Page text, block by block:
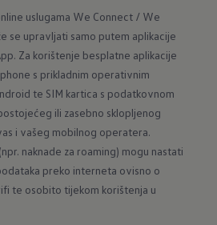
uslugama We Connect / We
se upravljati samo putem aplikacije
Za korištenje besplatne aplikacije
s prikladnim operativnim
te SIM kartica s podatkovnom
ili zasebno sklopljenog
i vašeg mobilnog operatera.
naknade za roaming) mogu nastati
preko interneta ovisno o
te osobito tijekom korištenja u